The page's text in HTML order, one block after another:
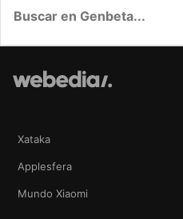
Xataka
Applesfera
Mundo Xiaomi